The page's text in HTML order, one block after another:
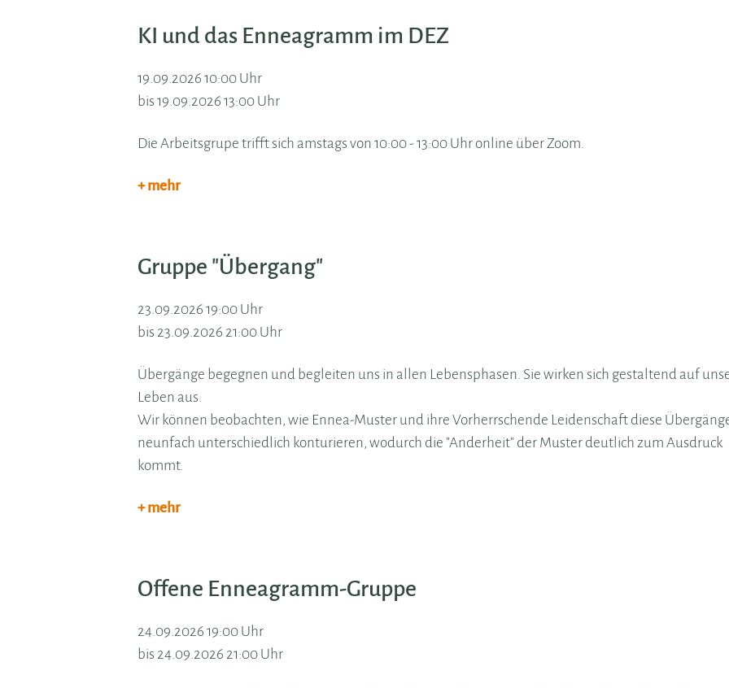
KI und das Enneagramm im DEZ
19.09.2026 10:00 Uhr
bis 19.09.2026 13:00 Uhr
Die Arbeitsgrupe trifft sich amstags von 10:00 - 13:00 Uhr online über Zoom.
+ mehr
Gruppe "Übergang"
23.09.2026 19:00 Uhr
bis 23.09.2026 21:00 Uhr
Übergänge begegnen und begleiten uns in allen Lebensphasen. Sie wirken sich gestaltend auf
Leben aus.
Wir können beobachten, wie Ennea-Muster und ihre Vorherrschende Leidenschaft diese
neunfach unterschiedlich konturieren, wodurch die "Anderheit" der Muster deutlich zum Ausdruck
kommt.
+ mehr
Offene Enneagramm-Gruppe
24.09.2026 19:00 Uhr
bis 24.09.2026 21:00 Uhr